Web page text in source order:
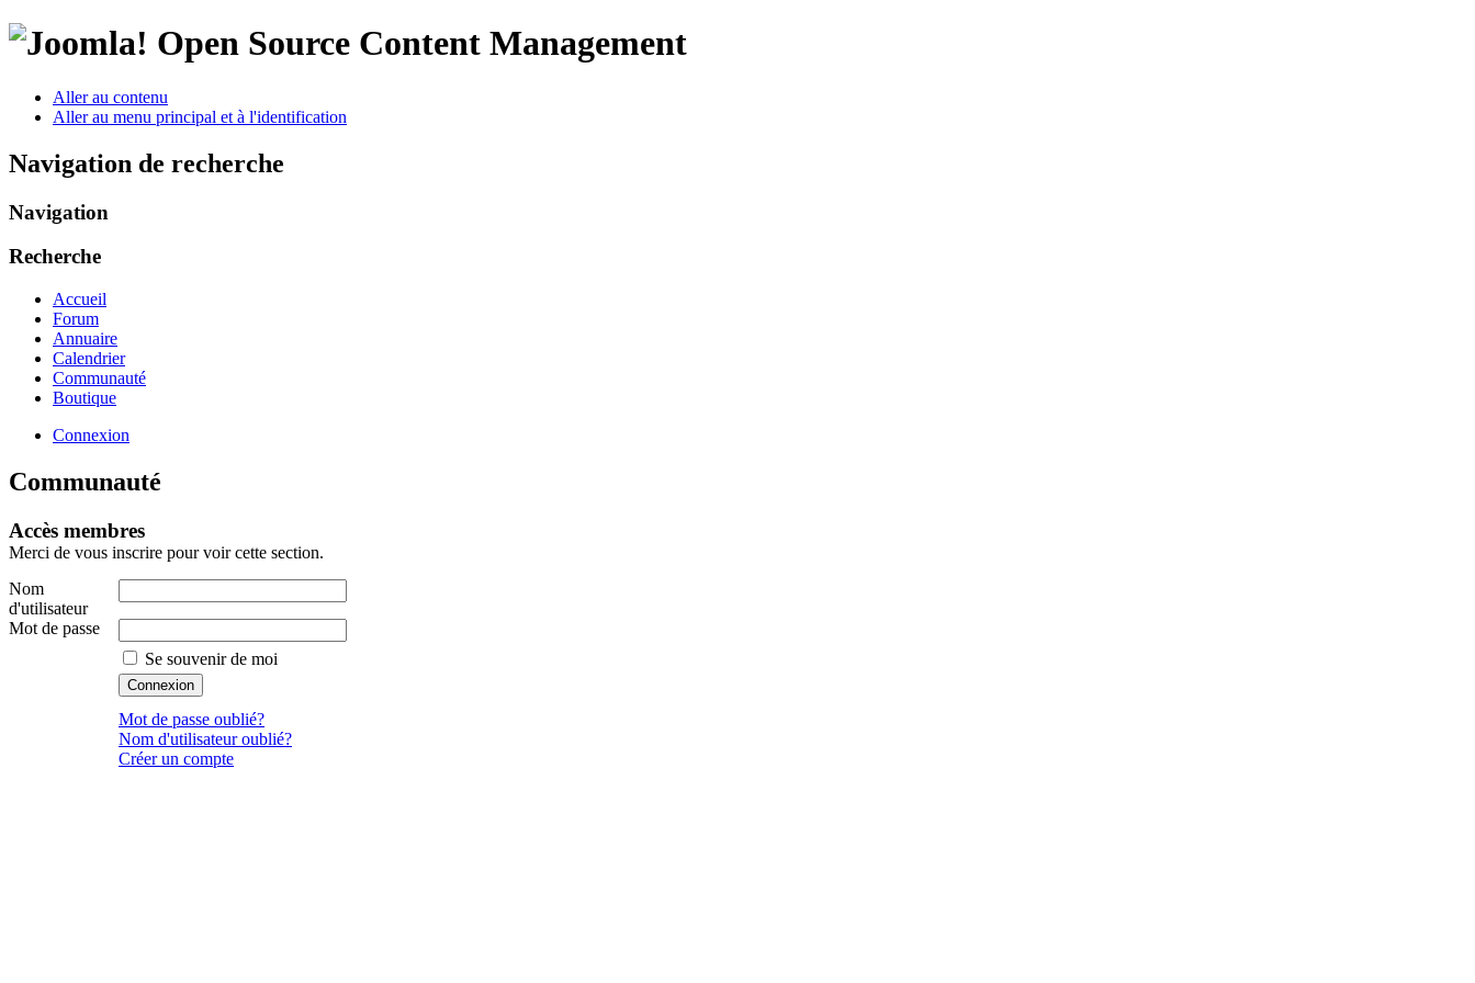
Open Source Content Management
Aller au contenu
Aller au menu principal et à l'identification
Navigation de recherche
Navigation
Recherche
Accueil
Forum
Annuaire
Calendrier
Communauté
Boutique
Connexion
Communauté
Accès membres
Merci de vous inscrire pour voir cette section.
Nom
d'utilisateur
Mot de passe
Se souvenir de moi
Mot de passe oublié?
Nom d'utilisateur oublié?
Créer un compte